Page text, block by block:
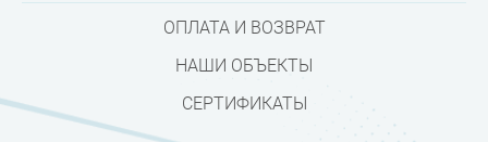
ОПЛАТА И ВОЗВРАТ
НАШИ ОБЪЕКТЫ
СЕРТИФИКАТЫ